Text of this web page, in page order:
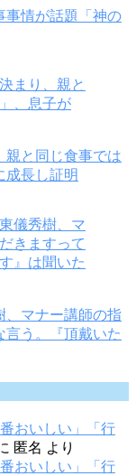
事情が話題「神の
親と同じ食事では
成長し証明
、マナー講師の指
言う。『頂戴いた
おいしい」「行
匿名 より
おいしい」「行